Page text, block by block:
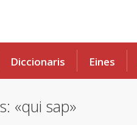
Diccionaris Eines
«qui sap»